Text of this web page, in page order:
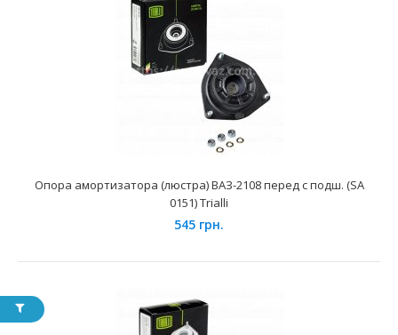
Опора амортизатора (люстра) ВАЗ-1118 перед с подшип.
(SA 504) Trialli
378 грн.
Применение на автомобилях семейства ВАЗ-1117, 1118,
Опора амортизатора (люстра) ВАЗ-2108 перед с подш. (SA
0151) Trialli
545 грн.